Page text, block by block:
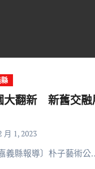
大翻新 新舊交融
月 1, 2023
嘉義縣報導〕朴子藝術